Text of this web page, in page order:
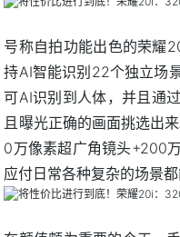
号称自拍功能出色的荣耀
持AI智能识别22个独立场
可AI识别到人体，并且通
且曝光正确的画面挑选出
0万像素超广角镜头+200
应付日常各种复杂的场景都